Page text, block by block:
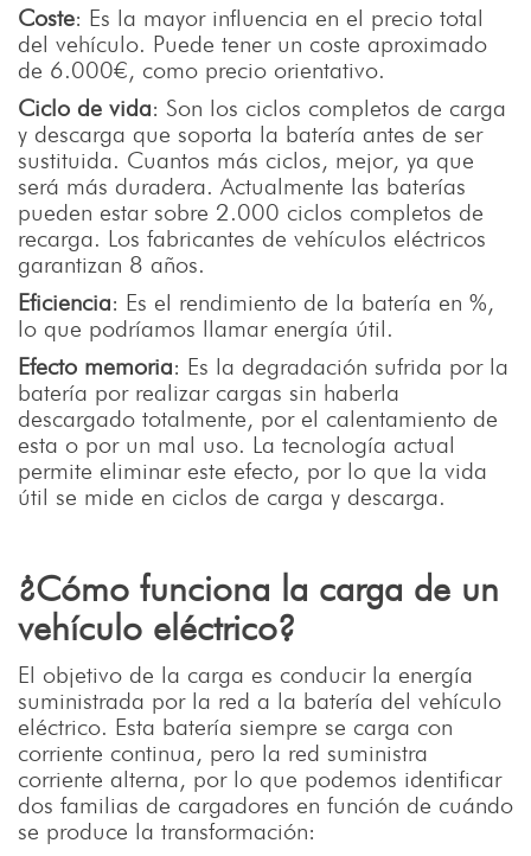
Coste: Es la mayor influencia en el precio total
del vehículo. Puede tener un coste aproximado
de 6.000€, como precio orientativo.
Ciclo de vida: Son los ciclos completos de carga
y descarga que soporta la batería antes de ser
sustituida. Cuantos más ciclos, mejor, ya que
será más duradera. Actualmente las baterías
pueden estar sobre 2.000 ciclos completos de
recarga. Los fabricantes de vehículos eléctricos
garantizan 8 años.
Eficiencia: Es el rendimiento de la batería en %,
lo que podríamos llamar energía útil.
Efecto memoria: Es la degradación sufrida por la
batería por realizar cargas sin haberla
descargado totalmente, por el calentamiento de
esta o por un mal uso. La tecnología actual
permite eliminar este efecto, por lo que la vida
útil se mide en ciclos de carga y descarga.
¿Cómo funciona la carga de un
vehículo eléctrico?
El objetivo de la carga es conducir la energía
suministrada por la red a la batería del vehículo
eléctrico. Esta batería siempre se carga con
corriente continua, pero la red suministra
corriente alterna, por lo que podemos identificar
dos familias de cargadores en función de cuándo
se produce la transformación: